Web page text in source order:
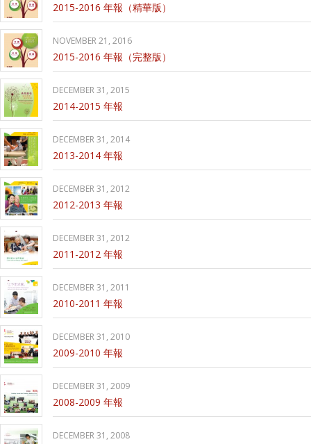
2015-2016 年報（精華版）
NOVEMBER 21, 2016
2015-2016 年報（完整版）
DECEMBER 31, 2015
2014-2015 年報
DECEMBER 31, 2014
2013-2014 年報
DECEMBER 31, 2012
2012-2013 年報
DECEMBER 31, 2012
2011-2012 年報
DECEMBER 31, 2011
2010-2011 年報
DECEMBER 31, 2010
2009-2010 年報
DECEMBER 31, 2009
2008-2009 年報
DECEMBER 31, 2008